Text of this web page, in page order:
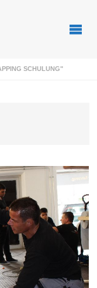
SCHULUNG"